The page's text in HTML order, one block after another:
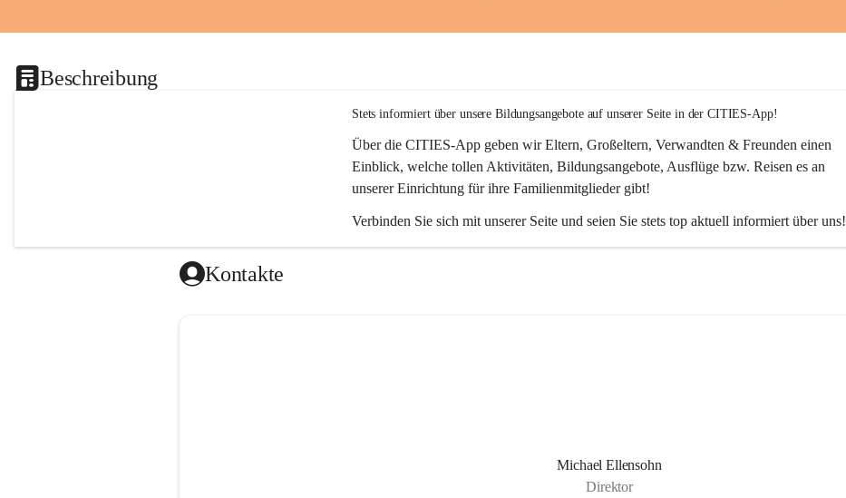
Beschreibung
Stets informiert über unsere Bildungsangebote auf unserer Seite in der CITIES-App!
Über die CITIES-App geben wir Eltern, Großeltern, Verwandten & Freunden einen
Einblick, welche tollen Aktivitäten, Bildungsangebote, Ausflüge bzw. Reisen es an
unserer Einrichtung für ihre Familienmitglieder gibt!
Verbinden Sie sich mit unserer Seite und seien Sie stets top aktuell informiert über uns!
Kontakte
Michael Ellensohn
Direktor